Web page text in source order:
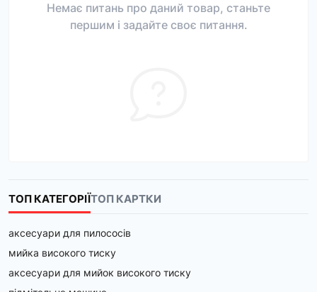
Немає питань про даний товар, станьте
першим і задайте своє питання.
ТОП КАТЕГОРІЇТОП КАРТКИ
аксесуари для пилососів
мийка високого тиску
аксесуари для мийок високого тиску